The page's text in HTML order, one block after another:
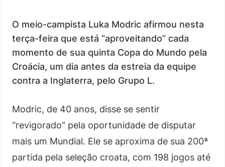
O meio-campista Luka Modric afirmou nesta
terça-feira que está “aproveitando” cada
momento de sua quinta Copa do Mundo pela
Croácia, um dia antes da estreia da equipe
contra a Inglaterra, pelo Grupo L.
Modric, de 40 anos, disse se sentir
“revigorado” pela oportunidade de disputar
mais um Mundial. Ele se aproxima de sua 200ª
partida pela seleção croata, com 198 jogos até